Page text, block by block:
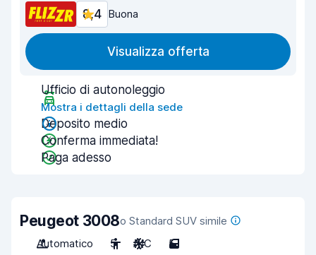
8,4 Buona
Visualizza offerta
Ufficio di autonoleggio
Mostra i dettagli della sede
Deposito medio
Conferma immediata!
Paga adesso
Peugeot 3008o Standard SUV simile
Automatico
5 A/C 5